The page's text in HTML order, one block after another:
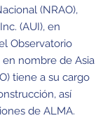
(NRAO),
(AUI), en
Observatorio
nombre de Asia
tiene a su cargo
así
de ALMA.